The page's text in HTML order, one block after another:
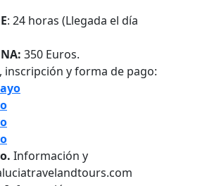
: 24 horas (Llegada el día
350 Euros.
inscripción y forma de pago:
Información y